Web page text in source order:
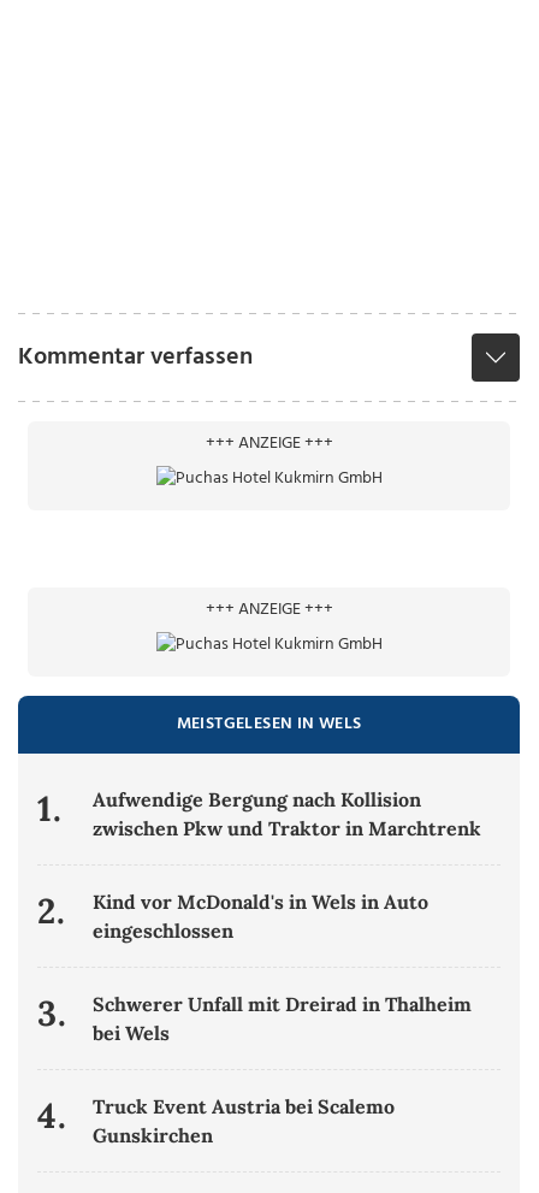
Kommentar verfassen
+++ ANZEIGE +++
+++ ANZEIGE +++
MEISTGELESEN IN WELS
1.
Aufwendige Bergung nach Kollision
zwischen Pkw und Traktor in Marchtrenk
2.
Kind vor McDonald's in Wels in Auto
eingeschlossen
3.
Schwerer Unfall mit Dreirad in Thalheim
bei Wels
4.
Truck Event Austria bei Scalemo
Gunskirchen